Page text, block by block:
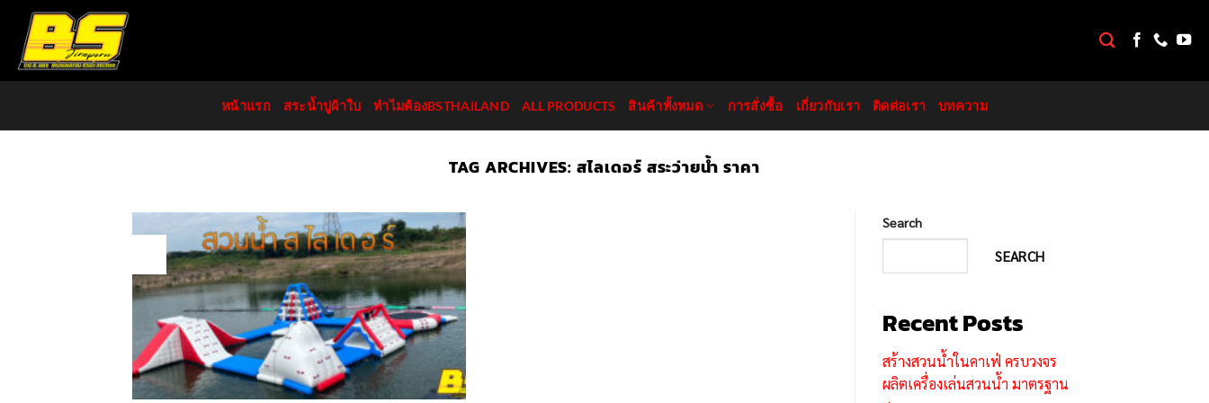
content
หน้าแรก สระน้ำปูผ้าใบ ทำไมต้องBSTHAILAND ALL PRODUCTS สินค้าทั้งหมด การสั่งซื้อ เกี่ยวกับเรา ติดต่อเรา บทความ
TAG ARCHIVES:สไลเดอร์ สระว่ายน้ำ ราคา
Search
SEARCH
Recent Posts
สร้างสวนน้ำในคาเฟ่ ครบวงจร
ผลิตเครื่องเล่นสวนน้ำ มาตรฐาน